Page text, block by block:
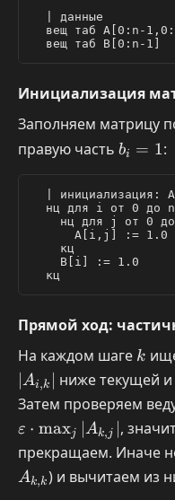
  | данные
вещ таб A[0:n-
Инициализация
Заполняем матрицу
правую часть b_i
1
bi = 1:
| инициализация:
нц для i от 0 до
нц для j от 0
A[i,j] := 1.0
    кц
    B[i] := 1.0
Прямой ход:
На каждом шаге k
k
Ai,k
ниже текущей
Затем проверяем
ε ⋅ maxj Ak,j
,
прекращаем. Иначе
Ak,k) и вычитаем из